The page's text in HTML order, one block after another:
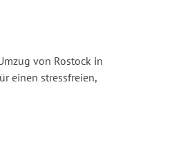
von Rostock in
einen stressfreien,